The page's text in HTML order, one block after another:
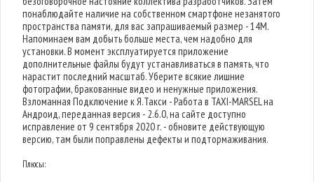
понаблюдайте наличие на собственном смартфоне незанятого
пространства памяти, для вас запрашиваемый размер - 14M.
Напоминаем вам добыть больше места, чем надобно для
установки. В момент эксплуатируется приложение
дополнительные файлы будут устанавливаться в память, что
нарастит последний масштаб. Уберите всякие лишние
фотографии, бракованные видео и ненужные приложения.
Взломанная Подключение к Я.Такси - Работа в TAXI-MARSEL на
Андроид, переданная версия - 2.6.0, на сайте доступно
исправление от 9 сентября 2020 г. - обновите действующую
версию, там были поправлены дефекты и подтормаживания.
Плюсы: